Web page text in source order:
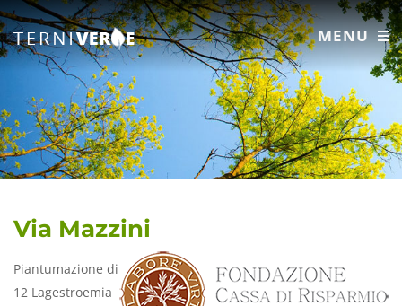
MENU
Via Mazzini
Piantumazione di
12 Lagestroemia